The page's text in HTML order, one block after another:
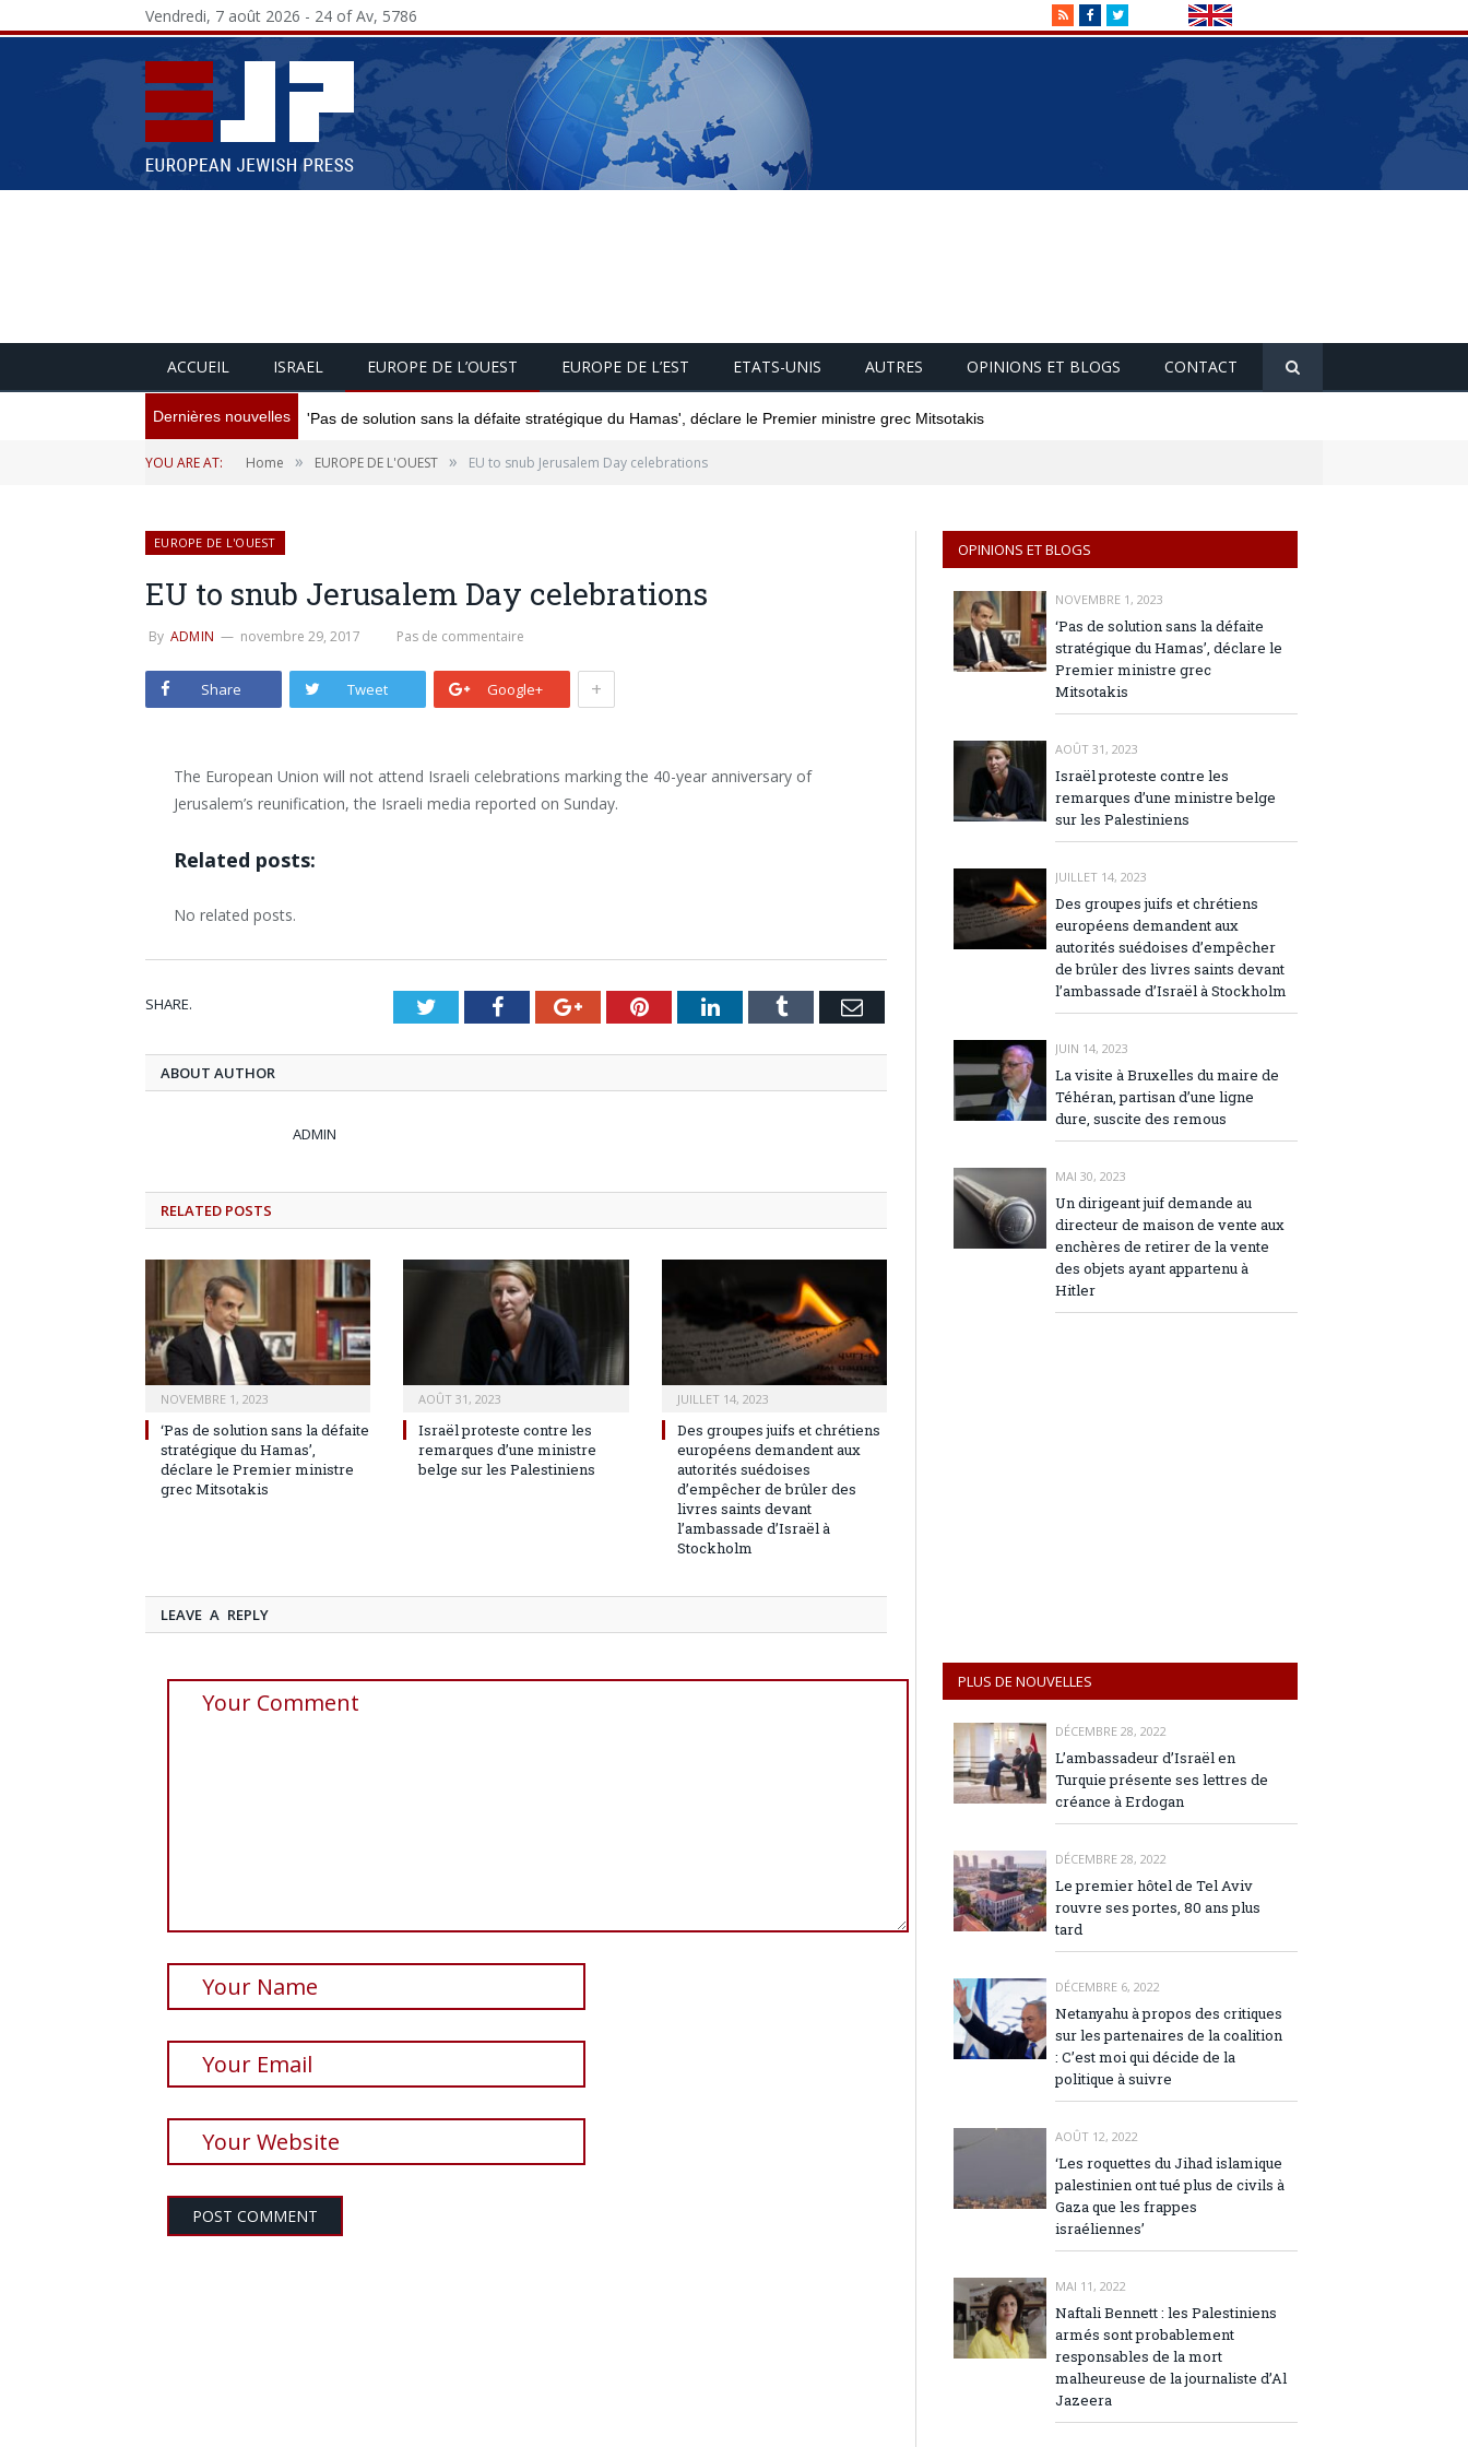
RSSFacebookTwitter
Vendredi, 7 août 2026 - 24 of Av, 5786
ACCUEIL ISRAEL EUROPE DE L’OUEST EUROPE DE L’EST ETATS-UNIS AUTRES OPINIONS ET BLOGS CONTACT
Dernières nouvelles 'Pas de solution sans la défaite stratégique du Hamas', déclare le Premier ministre grec Mitsotakis
YOU ARE AT: Home » EUROPE DE L'OUEST » EU to snub Jerusalem Day celebrations
EUROPE DE L'OUEST
EU to snub Jerusalem Day celebrations
By ADMIN novembre 29, 2017 Pas de commentaire
Share Tweet Google+ +
The European Union will not attend Israeli celebrations marking the 40-year anniversary of
Jerusalem’s reunification, the Israeli media reported on Sunday.
Related posts:
No related posts.
SHARE. TwitterFacebookGoogle+PinterestLinkedInTumblr Email
ABOUT AUTHOR
ADMIN
RELATED POSTS
NOVEMBRE 1, 2023
‘Pas de solution sans la défaite
stratégique du Hamas’,
déclare le Premier ministre
grec Mitsotakis
AOÛT 31, 2023
Israël proteste contre les
remarques d’une ministre
belge sur les Palestiniens
JUILLET 14, 2023
Des groupes juifs et chrétiens
européens demandent aux
autorités suédoises
d’empêcher de brûler des
livres saints devant
l’ambassade d’Israël à
Stockholm
LEAVE A REPLY
OPINIONS ET BLOGS
NOVEMBRE 1, 2023
‘Pas de solution sans la défaite
stratégique du Hamas’, déclare le
Premier ministre grec
Mitsotakis
AOÛT 31, 2023
Israël proteste contre les
remarques d’une ministre belge
sur les Palestiniens
JUILLET 14, 2023
Des groupes juifs et chrétiens
européens demandent aux
autorités suédoises d’empêcher
de brûler des livres saints devant
l’ambassade d’Israël à Stockholm
JUIN 14, 2023
La visite à Bruxelles du maire de
Téhéran, partisan d’une ligne
dure, suscite des remous
MAI 30, 2023
Un dirigeant juif demande au
directeur de maison de vente aux
enchères de retirer de la vente
des objets ayant appartenu à
Hitler
PLUS DE NOUVELLES
DÉCEMBRE 28, 2022
L’ambassadeur d’Israël en
Turquie présente ses lettres de
créance à Erdogan
DÉCEMBRE 28, 2022
Le premier hôtel de Tel Aviv
rouvre ses portes, 80 ans plus
tard
DÉCEMBRE 6, 2022
Netanyahu à propos des critiques
sur les partenaires de la coalition
: C’est moi qui décide de la
politique à suivre
AOÛT 12, 2022
‘Les roquettes du Jihad islamique
palestinien ont tué plus de civils à
Gaza que les frappes
israéliennes’
MAI 11, 2022
Naftali Bennett : les Palestiniens
armés sont probablement
responsables de la mort
malheureuse de la journaliste d’Al
Jazeera